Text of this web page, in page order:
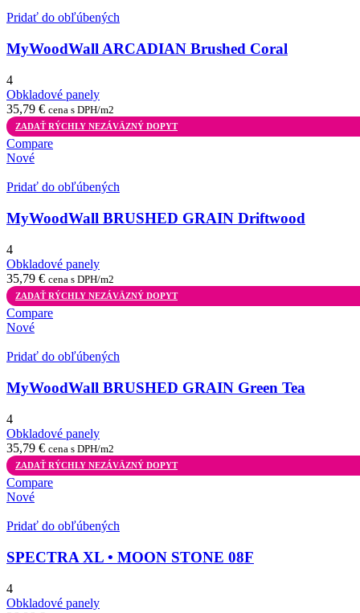
Pridať do obľúbených
MyWoodWall ARCADIAN Brushed Coral
4
Obkladové panely
35,79 € cena s DPH/m2
ZADAŤ RÝCHLY NEZÁVÄZNÝ DOPYT
Compare
Nové
Pridať do obľúbených
MyWoodWall BRUSHED GRAIN Driftwood
4
Obkladové panely
35,79 € cena s DPH/m2
ZADAŤ RÝCHLY NEZÁVÄZNÝ DOPYT
Compare
Nové
Pridať do obľúbených
MyWoodWall BRUSHED GRAIN Green Tea
4
Obkladové panely
35,79 € cena s DPH/m2
ZADAŤ RÝCHLY NEZÁVÄZNÝ DOPYT
Compare
Nové
Pridať do obľúbených
SPECTRA XL • MOON STONE 08F
4
Obkladové panely